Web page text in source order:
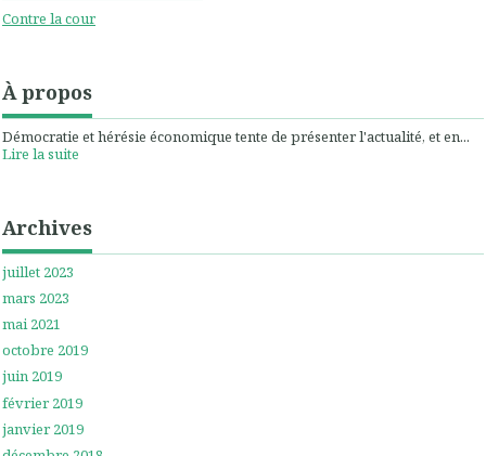
Contre la cour
À propos
Démocratie et hérésie économique tente de présenter l'actualité, et en...
Lire la suite
Archives
juillet 2023
mars 2023
mai 2021
octobre 2019
juin 2019
février 2019
janvier 2019